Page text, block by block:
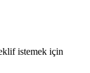
istemek için